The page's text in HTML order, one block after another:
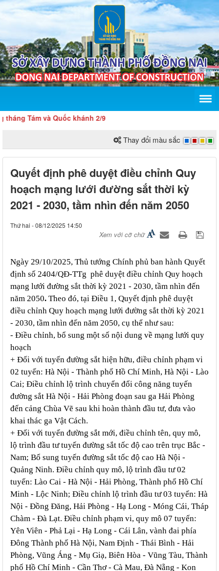
Tám và Quốc khánh 2/9
Thay đổi màu sắc
Quyết định phê duyệt điều chỉnh Quy
hoạch mạng lưới đường sắt thời kỳ
2021 - 2030, tầm nhìn đến năm 2050
Thứ hai - 08/12/2025 14:50
Xem với cỡ chữ
Ngày 29/10/2025, Thủ tướng Chính phủ ban hành Quyết
định số 2404/QĐ-TTg phê duyệt điều chỉnh Quy hoạch
mạng lưới đường sắt thời kỳ 2021 - 2030, tầm nhìn đến
năm 2050. Theo đó, tại Điều 1, Quyết định phê duyệt
điều chỉnh Quy hoạch mạng lưới đường sắt thời kỳ 2021
- 2030, tầm nhìn đến năm 2050, cụ thể như sau:
- Điều chỉnh, bổ sung một số nội dung về mạng lưới quy
hoạch
+ Đối với tuyến đường sắt hiện hữu, điều chỉnh phạm vi
02 tuyến: Hà Nội - Thành phố Hồ Chí Minh, Hà Nội - Lào
Cai; Điều chỉnh lộ trình chuyển đổi công năng tuyến
đường sắt Hà Nội - Hải Phòng đoạn sau ga Hải Phòng
đến cảng Chùa Vẽ sau khi hoàn thành đầu tư, đưa vào
khai thác ga Vật Cách.
+ Đối với tuyến đường sắt mới, điều chỉnh tên, quy mô,
lộ trình đầu tư tuyến đường sắt tốc độ cao trên trục Bắc -
Nam; Bổ sung tuyến đường sắt tốc độ cao Hà Nội -
Quảng Ninh. Điều chỉnh quy mô, lộ trình đầu tư 02
tuyến: Lào Cai - Hà Nội - Hải Phòng, Thành phố Hồ Chí
Minh - Lộc Ninh; Điều chỉnh lộ trình đầu tư 03 tuyến: Hà
Nội - Đồng Đăng, Hải Phòng - Hạ Long - Móng Cái, Tháp
Chàm - Đà Lạt. Điều chỉnh phạm vi, quy mô 07 tuyến:
Yên Viên - Phả Lại - Hạ Long - Cái Lân, vành đai phía
Đông Thành phố Hà Nội, Nam Định - Thái Bình - Hải
Phòng, Vũng Áng - Mụ Giạ, Biên Hòa - Vũng Tàu, Thành
phố Hồ Chí Minh - Cần Thơ - Cà Mau, Đà Nẵng - Kon